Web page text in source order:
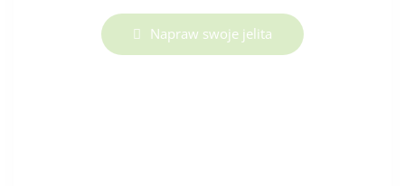
Napraw swoje jelita